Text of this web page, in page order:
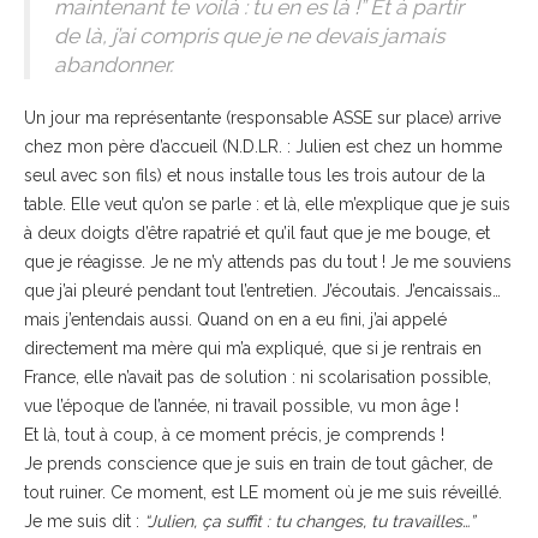
maintenant te voilà : tu en es là !” Et à partir
de là, j’ai compris que je ne devais jamais
abandonner.
Un jour ma représentante (responsable ASSE sur place) arrive
chez mon père d’accueil (N.D.LR. : Julien est chez un homme
seul avec son fils) et nous installe tous les trois autour de la
table. Elle veut qu’on se parle : et là, elle m’explique que je suis
à deux doigts d’être rapatrié et qu’il faut que je me bouge, et
que je réagisse. Je ne m’y attends pas du tout ! Je me souviens
que j’ai pleuré pendant tout l’entretien. J’écoutais. J’encaissais…
mais j’entendais aussi. Quand on en a eu fini, j’ai appelé
directement ma mère qui m’a expliqué, que si je rentrais en
France, elle n’avait pas de solution : ni scolarisation possible,
vue l’époque de l’année, ni travail possible, vu mon âge !
Et là, tout à coup, à ce moment précis, je comprends !
Je prends conscience que je suis en train de tout gâcher, de
tout ruiner. Ce moment, est LE moment où je me suis réveillé.
Je me suis dit : “Julien, ça suffit : tu changes, tu travailles…”